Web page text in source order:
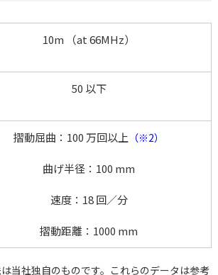
10m （at 66MHz）
50 以下
摺動屈曲：100 万回以上 （※2）
曲げ半径：100 mm
速度：18 回／分
摺動距離：1000 mm
当社独自のものです。これらのデータは参考